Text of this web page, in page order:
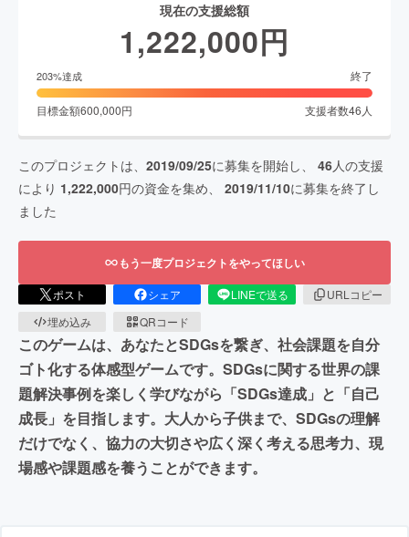
現在の支援総額
1,222,000円
203%達成 終了
目標金額600,000円 支援者数46人
このプロジェクトは、 2019/09/25に募集を開始し、 46人の支援
により 1,222,000円の資金を集め、 2019/11/10に募集を終了し
ました
もう一度プロジェクトをやってほしい
ポスト シェア LINEで送る
URLコピー
埋め込み
QRコード
このゲームは、あなたとSDGsを繋ぎ、社会課題を自分
ゴト化する体感型ゲームです。SDGsに関する世界の課
題解決事例を楽しく学びながら「SDGs達成」と「自己
成長」を目指します。大人から子供まで、SDGsの理解
だけでなく、協力の大切さや広く深く考える思考力、現
場感や課題感を養うことができます。